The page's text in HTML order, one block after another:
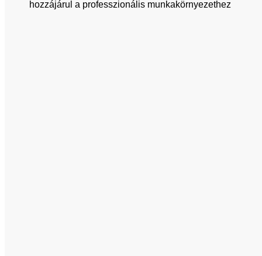
hozzájárul a professzionális munkakörnyezethez